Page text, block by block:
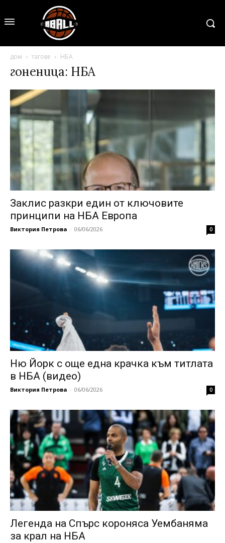
дом тагове НБА
гоненица: НБА
Заклис разкри един от ключовите
принципи на НБА Европа
Виктория Петрова - 06/06/2026 0
Ню Йорк с още една крачка към титлата
в НБА (видео)
Виктория Петрова - 06/06/2026 0
Легенда на Спърс короняса Уембаняма
за крал на НБА